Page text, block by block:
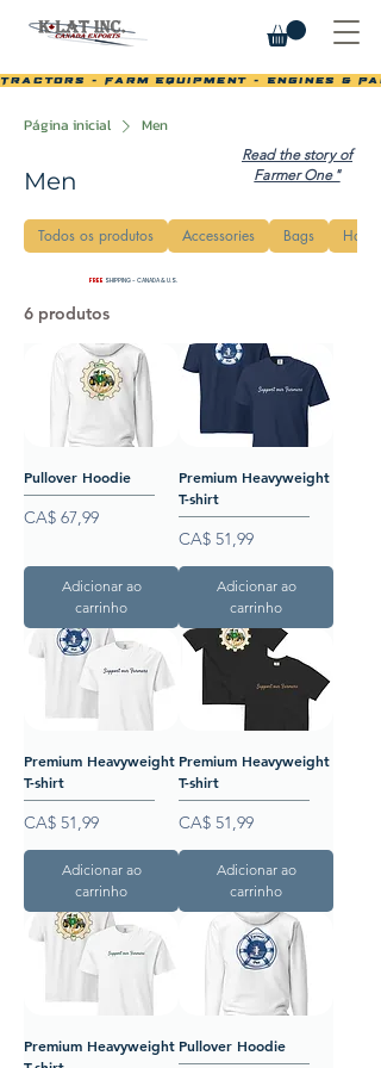
Tractors - Farm Equipment - Engines &
Página inicial Men
Men
Todos os produtos Accessories Bags Hats
6 produtos
Pullover Hoodie
Preço
CA$ 67,99
Adicionar ao
carrinho
Premium Heavyweight
T-shirt
Preço
CA$ 51,99
Adicionar ao
carrinho
Premium Heavyweight
T-shirt
Preço
CA$ 51,99
Adicionar ao
carrinho
Premium Heavyweight
T-shirt
Preço
CA$ 51,99
Adicionar ao
carrinho
Premium Heavyweight Pullover Hoodie
FREE SHIPPING - CANADA & U.S.
Read the story of
Farmer One"